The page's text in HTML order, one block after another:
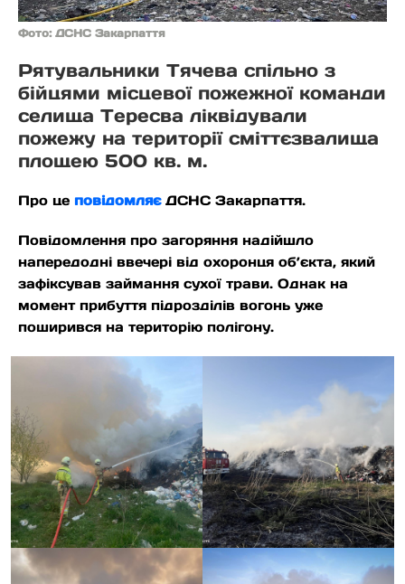
Фото: ДСНС Закарпаття
Рятувальники Тячева спільно з
бійцями місцевої пожежної команди
селища Тересва ліквідували
пожежу на території сміттєзвалища
площею 500 кв. м.
Про це повідомляєДСНС Закарпаття.
Повідомлення про загоряння надійшло
напередодні ввечері від охоронця об’єкта, який
зафіксував займання сухої трави. Однак на
момент прибуття підрозділів вогонь уже
поширився на територію полігону.